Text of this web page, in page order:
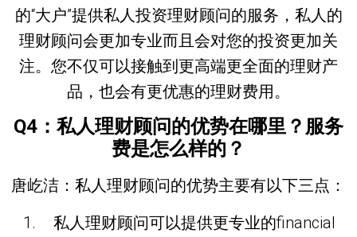
的“大户”提供私人投资理财顾问的服务，私人的
理财顾问会更加专业而且会对您的投资更加关
注。您不仅可以接触到更高端更全面的理财产
品，也会有更优惠的理财费用。
Q4 ：私人理财顾问的优势在哪里？服务
费是怎么样的？
唐屹洁： 私人理财顾问的优势主要有以下三点：
私人理财顾问可以提供更专业的financial